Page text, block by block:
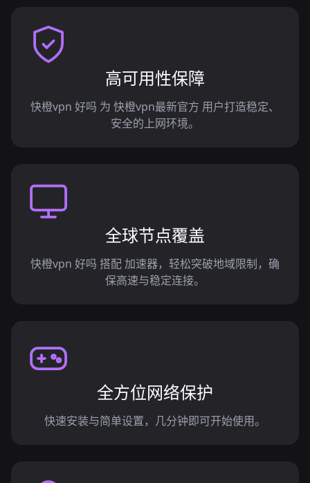
高可用性保障
快橙vpn 好吗 为 快橙vpn最新官方 用户打造稳定、
安全的上网环境。
全球节点覆盖
快橙vpn 好吗 搭配 加速器，轻松突破地域限制，确
保高速与稳定连接。
全方位网络保护
快速安装与简单设置，几分钟即可开始使用。